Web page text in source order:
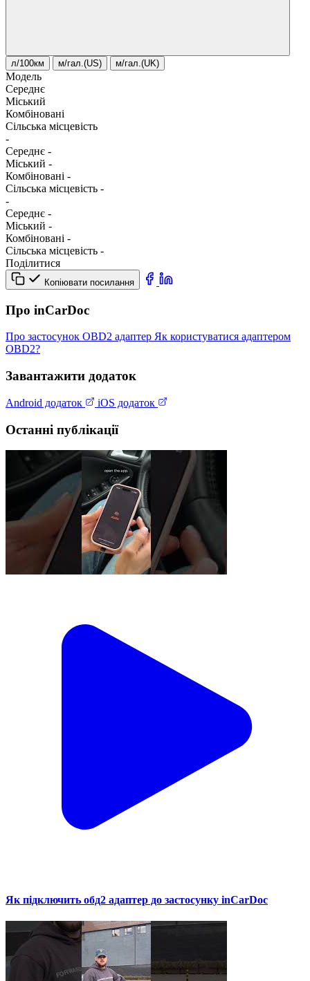
л/100км м/гал.(US) м/гал.(UK)
Модель
Середнє
Міський
Комбіновані
Сільська місцевість
-
Середнє -
Міський -
Комбіновані -
Сільська місцевість -
-
Середнє -
Міський -
Комбіновані -
Сільська місцевість -
Поділитися
Копіювати посилання
Про inCarDoc
Про застосунок OBD2 адаптер Як користуватися адаптером
OBD2?
Завантажити додаток
Android додаток iOS додаток
Останні публікації
Як підключить обд2 адаптер до застосунку inCarDoc